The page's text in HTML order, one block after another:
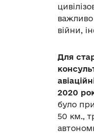
важливо
війни,
Для
2020
було
50 км.,